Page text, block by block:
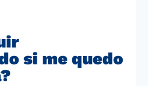
si me quedo